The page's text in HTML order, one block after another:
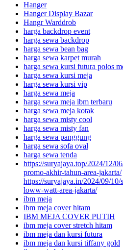
Hanger
Hanger Display Bazar
Hangr Warddrob
harga backdrop event
harga sewa backdrop
harga sewa bean bag
harga sewa karpet murah
harga sewa kursi futura polos
harga sewa kursi meja
harga sewa kursi vip
harga sewa meja
harga sewa meja ibm terbaru
harga sewa meja kotak
harga sewa misty cool
harga sewa misty fan
harga sewa panggung
harga sewa sofa oval
harga sewa tenda
https://suryajaya.top/2024/12/
promo-akhir-tahun-area-jakarta/
https://suryajaya.in/2024/09/
loww-watt-area-jakarta/
ibm meja
ibm meja cover hitam
IBM MEJA COVER PUTIH
ibm meja cover stretch hitam
ibm meja dan kursi futura
ibm meja dan kursi tiffany gold